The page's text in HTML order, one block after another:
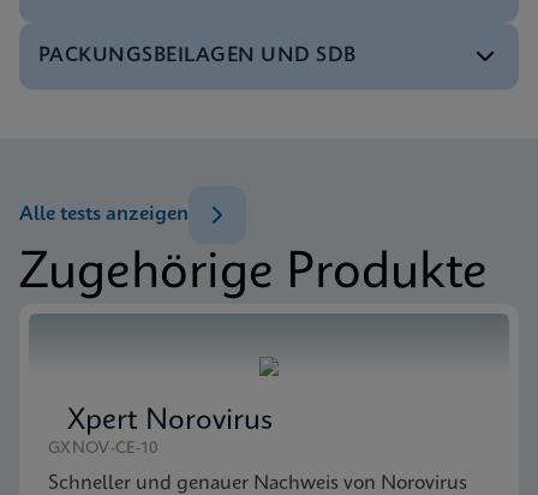
Test-Menü
Tests Menu CE-IVD (German) (GeneXpert System)
Test-Menü
ENG
Xpert MRSA/SA BC Reference Sheet CE-IVD
(English) (GPM Reference Sheet)
PACKUNGSBEILAGEN UND SDB
SDB
SDB
Xpert MRSA/SA BC SDS CE-IVD (English)
ENG
Zugehörige Produkte
Alle tests anzeigen
Xpert Norovirus
GXNOV-CE-10
Schneller und genauer Nachweis von Norovirus